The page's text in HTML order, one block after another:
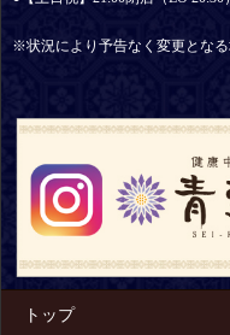
※状況により予告なく変更となる
トップ